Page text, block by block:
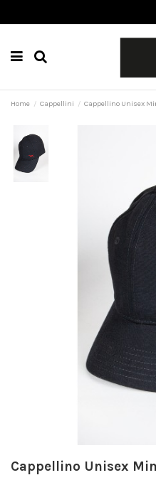
Home Cappellini Cappellino Unisex
Cappellino Unisex